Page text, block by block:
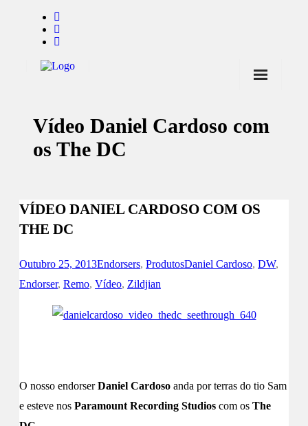
Notícias
Marcas
Pontos de Venda
Contactos
Vídeo Daniel Cardoso com
os The DC
VÍDEO DANIEL CARDOSO COM OS
THE DC
Outubro 25, 2013Endorsers, ProdutosDaniel Cardoso, DW,
Endorser, Remo, Vídeo, Zildjian
O nosso endorserDaniel Cardoso anda por terras do tio Sam
e esteve nos Paramount Recording Studios com os The